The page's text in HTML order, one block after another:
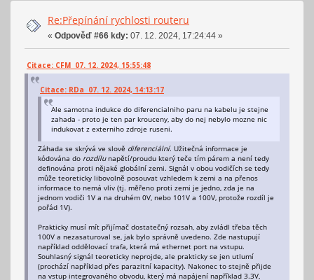
Re:Přepínání rychlosti routeru
« Odpověď #66 kdy: 07. 12. 2024, 17:24:44 »
Citace: CFM 07. 12. 2024, 15:55:48
Citace: RDa 07. 12. 2024, 14:13:17
Ale samotna indukce do diferencialniho paru na kabelu je stejne
zahada - proto je ten par krouceny, aby do nej nebylo mozne nic
indukovat z externiho zdroje ruseni.
Záhada se skrývá ve slově diferenciální. Užitečná informace je
kódována do rozdílunapětí/proudu který teče tím párem a není tedy
definována proti nějaké globální zemi. Signál v obou vodičích se tedy
může teoreticky libovolně posouvat vzhledem k zemi a na přenos
informace to nemá vliv (tj. měřeno proti zemi je jedno, zda je na
jednom vodiči 1V a na druhém 0V, nebo 101V a 100V, protože rozdíl je
pořád 1V).
Prakticky musí mít přijímač dostatečný rozsah, aby zvládl třeba těch
100V a nezasaturoval se, jak bylo správně uvedeno. Zde nastupují
například oddělovací trafa, která má ethernet port na vstupu.
Souhlasný signál teoreticky neprojde, ale prakticky se jen utlumí
(prochází například přes parazitní kapacity). Nakonec to stejně přijde
na vstup integrovaného obvodu, který má napájení například 3.3V,